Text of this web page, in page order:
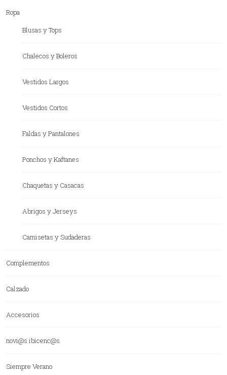
Ropa
Blusas y Tops
Chalecos y Boleros
Vestidos Largos
Vestidos Cortos
Faldas y Pantalones
Ponchos y Kaftanes
Chaquetas y Casacas
Abrigos y Jerseys
Camisetas y Sudaderas
Complementos
Calzado
Accesorios
novi@s ibicenc@s
Siempre Verano